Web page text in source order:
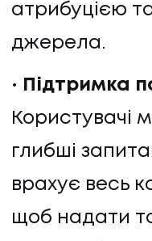
атрибуцією
джерела.
Підтримка
Користувачі
глибші
врахує весь
щоб надати